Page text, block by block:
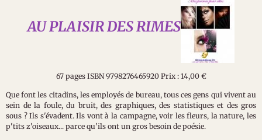
AU PLAISIR DES RIMES
67 pages ISBN 9798276465920 Prix : 14,00 €
Que font les citadins, les employés de bureau, tous ces gens qui vivent au
sein de la foule, du bruit, des graphiques, des statistiques et des gros
sous ? Ils s'évadent. Ils vont à la campagne, voir les fleurs, la nature, les
p'tits z'oiseaux... parce qu'ils ont un gros besoin de poésie.